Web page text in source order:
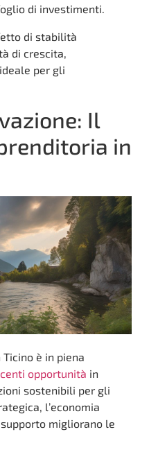
di investimenti.
di stabilità
di crescita,
per gli
Il
in
è in piena
opportunità in
sostenibili per gli
l’economia
migliorano le